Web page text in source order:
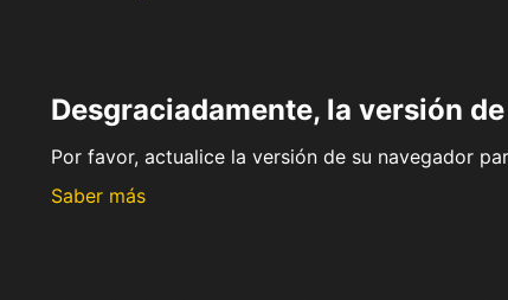
Desgraciadamente, la versión
Por favor, actualice la versión de su navegador
Saber más